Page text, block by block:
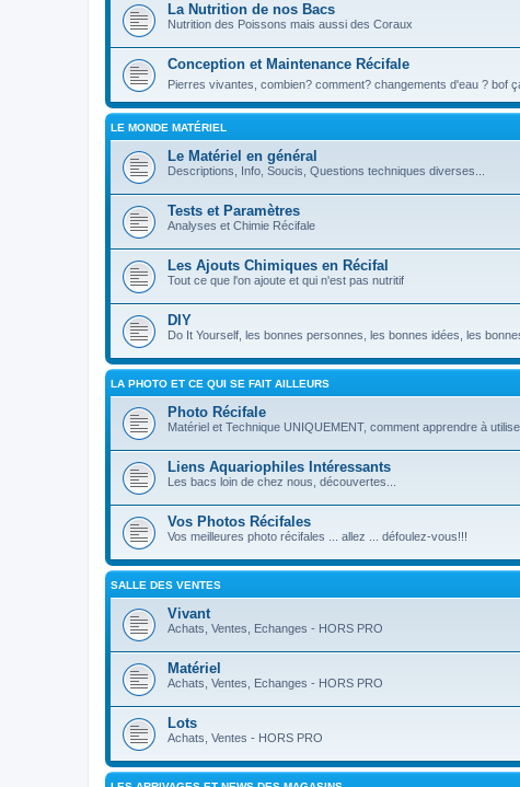
La Nutrition de nos Bacs
Nutrition des Poissons mais aussi des Coraux
Conception et Maintenance Récifale
Pierres vivantes, combien? comment? changements d'eau ? bof
LE MONDE MATÉRIEL
Le Matériel en général
Descriptions, Info, Soucis, Questions techniques diverses...
Tests et Paramètres
Analyses et Chimie Récifale
Les Ajouts Chimiques en Récifal
Tout ce que l'on ajoute et qui n'est pas nutritif
DIY
Do It Yourself, les bonnes personnes, les bonnes idées, les
LA PHOTO ET CE QUI SE FAIT AILLEURS
Photo Récifale
Matériel et Technique UNIQUEMENT, comment apprendre à
Liens Aquariophiles Intéressants
Les bacs loin de chez nous, découvertes...
Vos Photos Récifales
Vos meilleures photo récifales ... allez ... défoulez-vous!!!
SALLE DES VENTES
Vivant
Achats, Ventes, Echanges - HORS PRO
Matériel
Achats, Ventes, Echanges - HORS PRO
Lots
Achats, Ventes - HORS PRO